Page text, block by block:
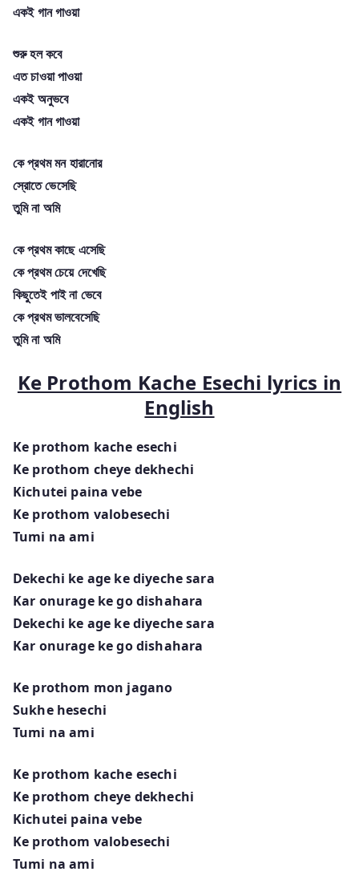
একই গান গাওয়া
শুরু হল কবে
এত চাওয়া পাওয়া
একই অনুভবে
একই গান গাওয়া
কে প্রথম মন হারানোর
স্রোতে ভেসেছি
তুমি না অমি
কে প্রথম কাছে এসেছি
কে প্রথম চেয়ে দেখেছি
কিছুতেই পাই না ভেবে
কে প্রথম ভালবেসেছি
তুমি না অমি
Ke Prothom Kache Esechi lyrics in
English
Ke prothom kache esechi
Ke prothom cheye dekhechi
Kichutei paina vebe
Ke prothom valobesechi
Tumi na ami
Dekechi ke age ke diyeche sara
Kar onurage ke go dishahara
Dekechi ke age ke diyeche sara
Kar onurage ke go dishahara
Ke prothom mon jagano
Sukhe hesechi
Tumi na ami
Ke prothom kache esechi
Ke prothom cheye dekhechi
Kichutei paina vebe
Ke prothom valobesechi
Tumi na ami